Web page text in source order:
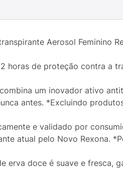
Aerosol Feminino
horas de proteção contra a
um inovador ativo
antes. *Excluindo
e validado por
atual pelo Novo Rexona.
erva doce é suave e fresca,